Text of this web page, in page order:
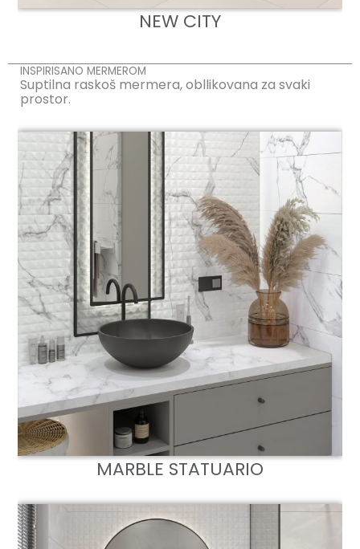
NEW CITY
INSPIRISANO MERMEROM
Suptilna raskoš mermera, obllikovana za svaki
prostor.
MARBLE STATUARIO